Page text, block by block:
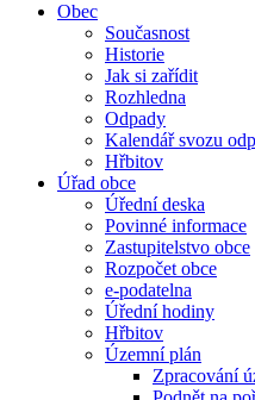
Obec
Současnost
Historie
Jak si zařídit
Rozhledna
Odpady
Kalendář svozu
Hřbitov
Úřad obce
Úřední deska
Povinné informace
Zastupitelstvo obce
Rozpočet obce
e-podatelna
Úřední hodiny
Hřbitov
Územní plán
Zpracování